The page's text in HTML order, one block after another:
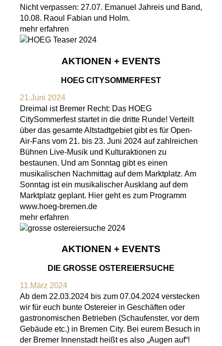
Nicht verpassen: 27.07. Emanuel Jahreis und Band,
10.08. Raoul Fabian und Holm.
mehr erfahren
AKTIONEN + EVENTS
HOEG CITYSOMMERFEST
21.Juni 2024
Dreimal ist Bremer Recht: Das HOEG
CitySommerfest startet in die dritte Runde! Verteilt
über das gesamte Altstadtgebiet gibt es für Open-
Air-Fans vom 21. bis 23. Juni 2024 auf zahlreichen
Bühnen Live-Musik und Kulturaktionen zu
bestaunen. Und am Sonntag gibt es einen
musikalischen Nachmittag auf dem Marktplatz. Am
Sonntag ist ein musikalischer Ausklang auf dem
Marktplatz geplant. Hier geht es zum Programm
www.hoeg-bremen.de
mehr erfahren
AKTIONEN + EVENTS
DIE GROSSE OSTEREIERSUCHE
11.März 2024
Ab dem 22.03.2024 bis zum 07.04.2024 verstecken
wir für euch bunte Ostereier in Geschäften oder
gastronomischen Betrieben (Schaufenster, vor dem
Gebäude etc.) in Bremen City. Bei eurem Besuch in
der Bremer Innenstadt heißt es also „Augen auf“!